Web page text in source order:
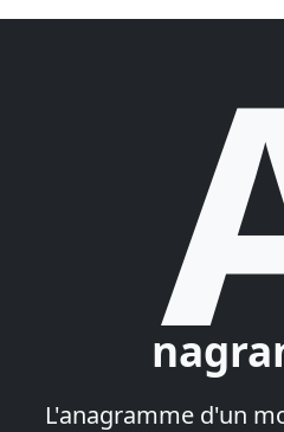
L'anagramme d'un